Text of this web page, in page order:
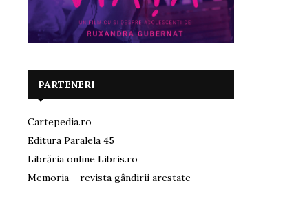
PARTENERI
Cartepedia.ro
Editura Paralela 45
Librăria online Libris.ro
Memoria – revista gândirii arestate